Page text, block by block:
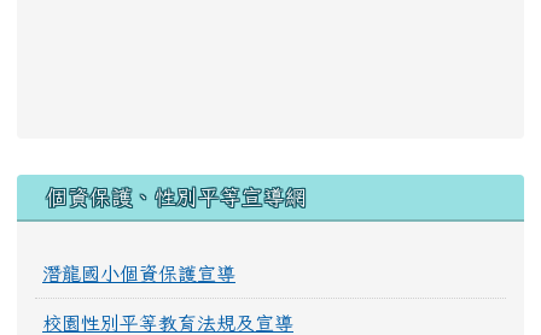
個資保護、性別平等宣導網
潛龍國小個資保護宣導
校園性別平等教育法規及宣導